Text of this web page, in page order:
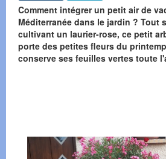
Comment intégrer un petit air de
Méditerranée dans le jardin ? Tout
cultivant un laurier-rose, ce petit
porte des petites fleurs du
conserve ses feuilles vertes toute